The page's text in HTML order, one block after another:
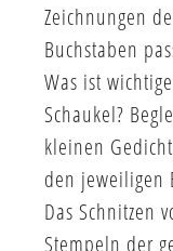
Zeichnungen
Buchstaben
Was ist
Schaukel?
kleinen
den jeweiligen
Das Schnitzen
Stempeln der